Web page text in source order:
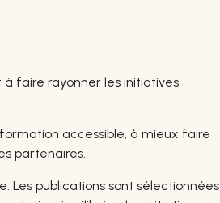
faire rayonner les initiatives
accessible, à mieux faire
partenaires.
Les publications sont sélectionnées